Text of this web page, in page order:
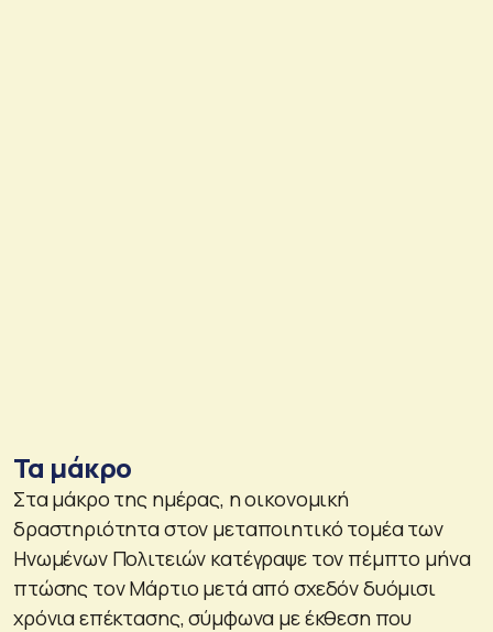
Τα μάκρο
Στα μάκρο της ημέρας, η οικονομική
δραστηριότητα στον μεταποιητικό τομέα των
Ηνωμένων Πολιτειών κατέγραψε τον πέμπτο μήνα
πτώσης τον Μάρτιο μετά από σχεδόν δυόμισι
χρόνια επέκτασης, σύμφωνα με έκθεση που